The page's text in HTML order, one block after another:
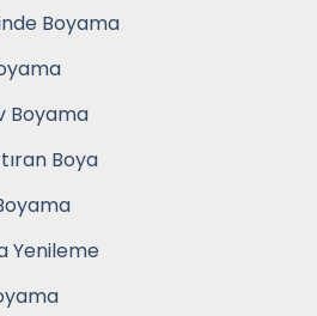
Boyama
Boyama
Boya
Yenileme